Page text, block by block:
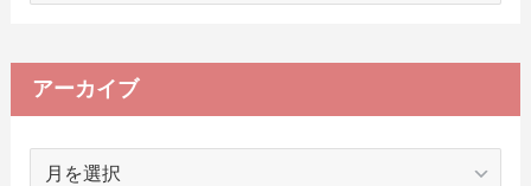
ー
アーカイブ